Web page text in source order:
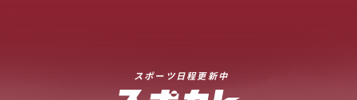
スポーツ日程更新中